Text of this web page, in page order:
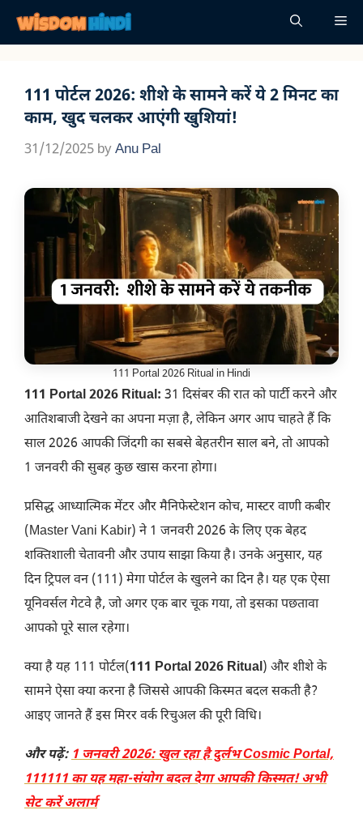
content
111 पोर्टल 2026: शीशे के सामने करें ये 2 मिनट का
काम, खुद चलकर आएंगी खुशियां!
31/12/2025 byAnu Pal
111 Portal 2026 Ritual in Hindi
111 Portal 2026 Ritual: 31 दिसंबर की रात को पार्टी करने और
आतिशबाजी देखने का अपना मज़ा है, लेकिन अगर आप चाहते हैं कि
साल 2026 आपकी जिंदगी का सबसे बेहतरीन साल बने, तो आपको
1 जनवरी की सुबह कुछ खास करना होगा।
​प्रसिद्ध आध्यात्मिक मेंटर और मैनिफेस्टेशन कोच, मास्टर वाणी कबीर
(Master Vani Kabir) ने 1 जनवरी 2026 के लिए एक बेहद
शक्तिशाली चेतावनी और उपाय साझा किया है। उनके अनुसार, यह
दिन ट्रिपल वन (111) मेगा पोर्टलके खुलने का दिन है। यह एक ऐसा
यूनिवर्सल गेटवे है, जो अगर एक बार चूक गया, तो इसका पछतावा
आपको पूरे साल रहेगा।
​क्या है यह 111 पोर्टल(111 Portal 2026 Ritual) और शीशे के
सामने ऐसा क्या करना है जिससे आपकी किस्मत बदल सकती है?
आइए जानते हैं इस मिरर वर्क रिचुअल की पूरी विधि।
और पढ़ें:1 जनवरी 2026: खुल रहा है दुर्लभ Cosmic Portal,
111111 का यह महा-संयोग बदल देगा आपकी किस्मत! अभी
सेट करें अलार्म